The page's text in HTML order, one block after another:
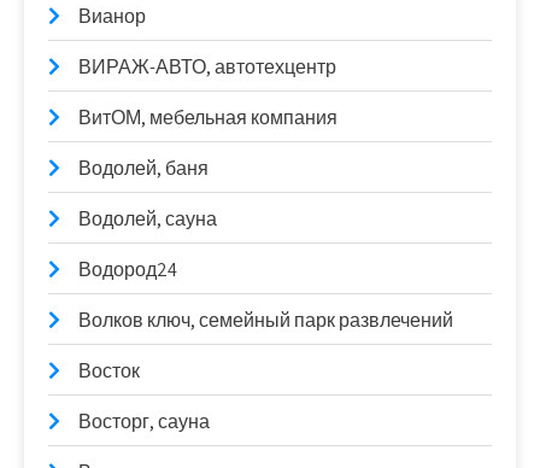
Вианор
ВИРАЖ-АВТО, автотехцентр
ВитОМ, мебельная компания
Водолей, баня
Водолей, сауна
Водород24
Волков ключ, семейный парк развлечений
Восток
Восторг, сауна